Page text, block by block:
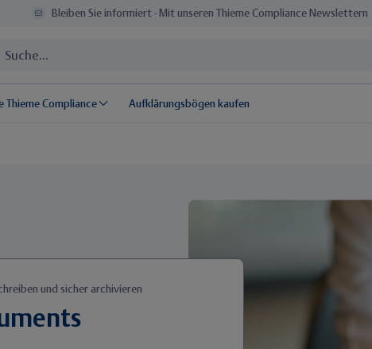
Bleiben Sie informiert - Mit unseren Thieme Compliance Newslettern
Thieme Compliance Aufklärungsbögen kaufen
und sicher archivieren